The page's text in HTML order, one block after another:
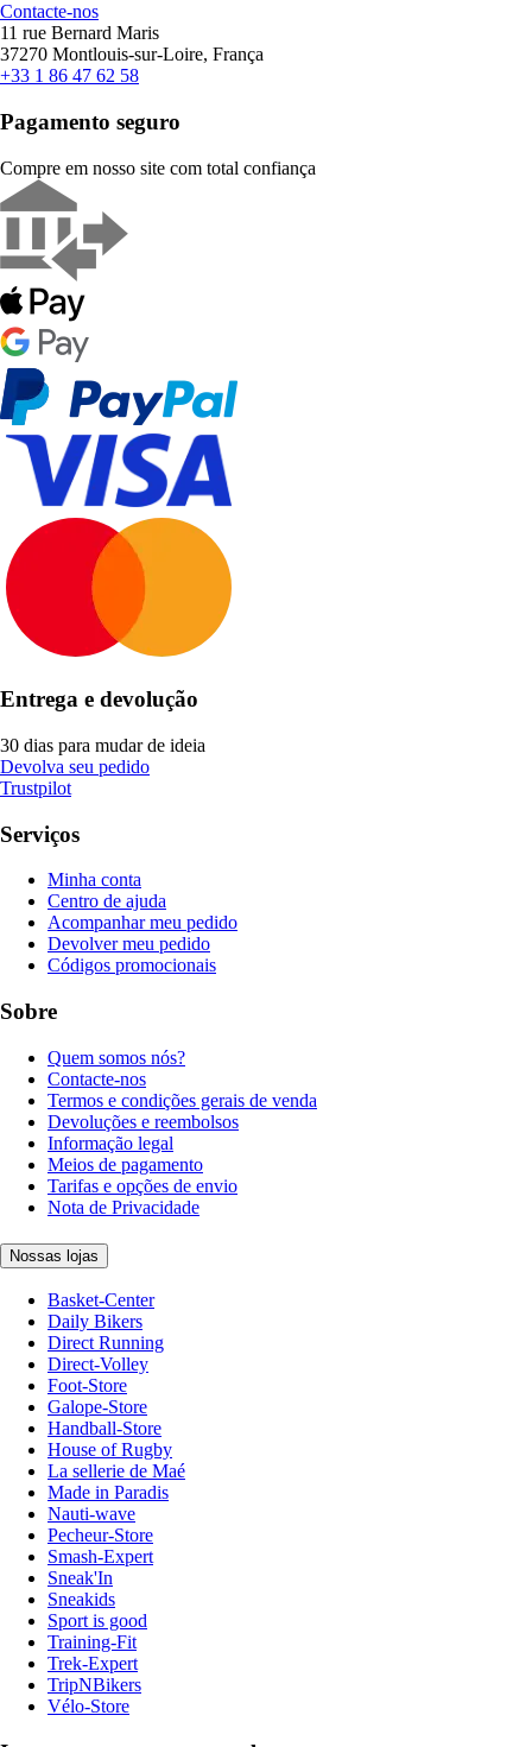
Contacte-nos
11 rue Bernard Maris
37270 Montlouis-sur-Loire, França
+33 1 86 47 62 58
Pagamento seguro
Compre em nosso site com total confiança
Entrega e devolução
30 dias para mudar de ideia
Devolva seu pedido
Trustpilot
Serviços
Minha conta
Centro de ajuda
Acompanhar meu pedido
Devolver meu pedido
Códigos promocionais
Sobre
Quem somos nós?
Contacte-nos
Termos e condições gerais de venda
Devoluções e reembolsos
Informação legal
Meios de pagamento
Tarifas e opções de envio
Nota de Privacidade
Nossas lojas
Basket-Center
Daily Bikers
Direct Running
Direct-Volley
Foot-Store
Galope-Store
Handball-Store
House of Rugby
La sellerie de Maé
Made in Paradis
Nauti-wave
Pecheur-Store
Smash-Expert
Sneak'In
Sneakids
Sport is good
Training-Fit
Trek-Expert
TripNBikers
Vélo-Store